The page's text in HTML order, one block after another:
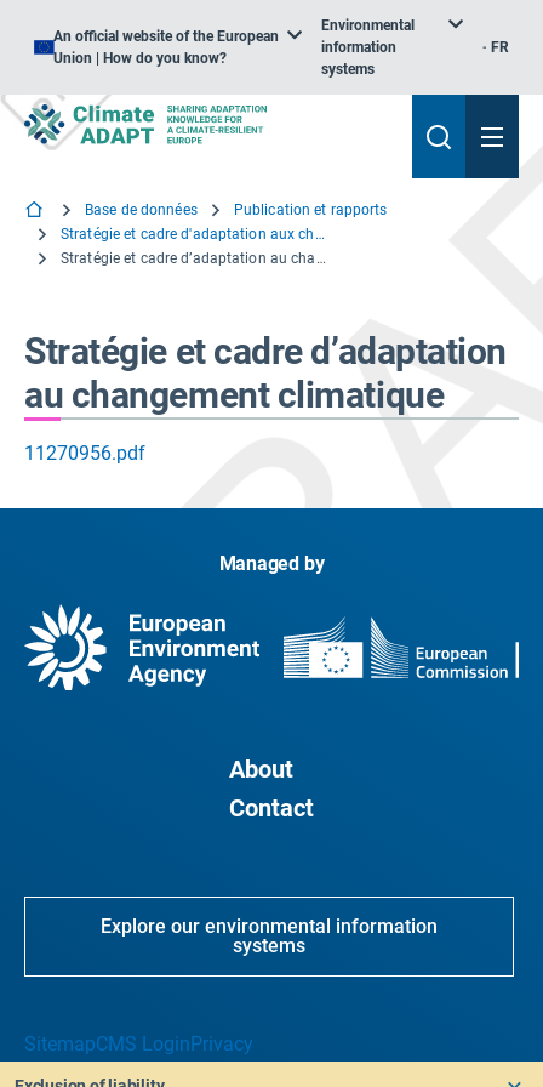
An official website of the European
Union | How do you know?
Environmental
information
systems
FR
Base de données
Publication et rapports
Stratégie et cadre d'adaptation aux changements climatiques
Stratégie et cadre d’adaptation au changement climatique
Stratégie et cadre d’adaptation
au changement climatique
11270956.pdf
Managed by
About
Contact
Explore our environmental information
systems
SitemapCMS LoginPrivacy